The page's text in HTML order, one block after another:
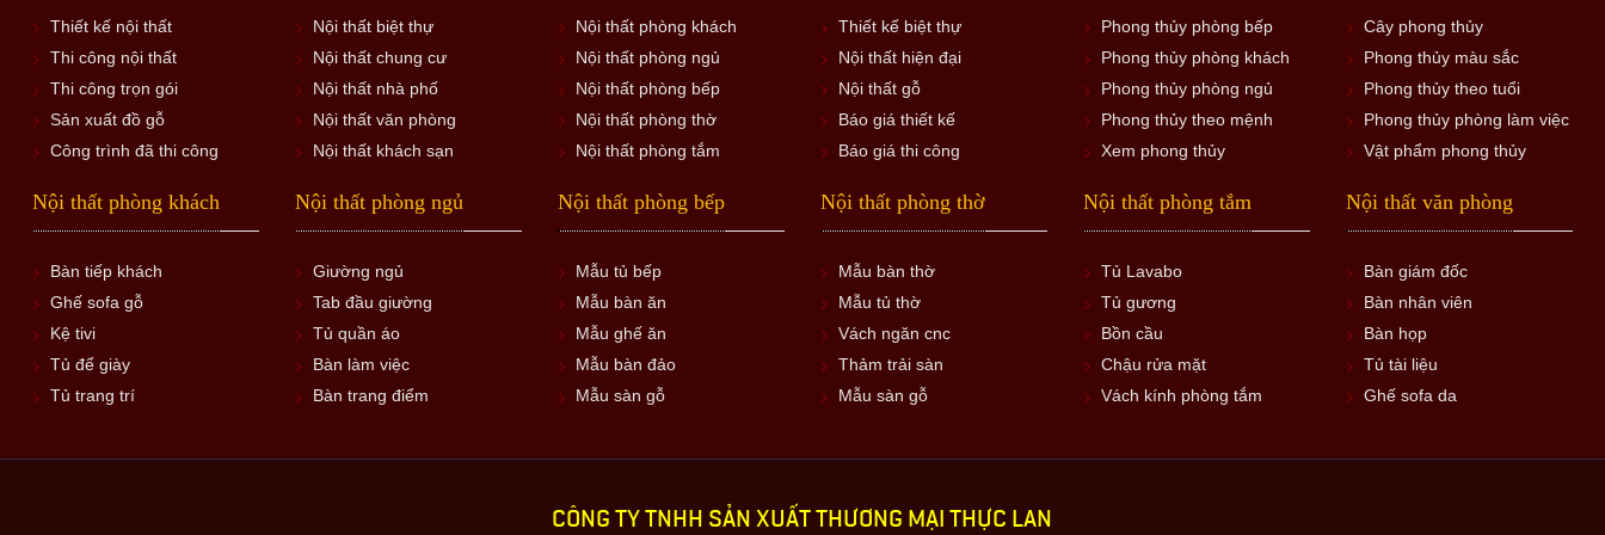
Thiết kế nội thất
Thi công nội thất
Thi công trọn gói
Sản xuất đồ gỗ
Công trình đã thi công
Nội thất biệt thự
Nội thất chung cư
Nội thất nhà phố
Nội thất văn phòng
Nội thất khách sạn
Nội thất phòng khách
Nội thất phòng ngủ
Nội thất phòng bếp
Nội thất phòng thờ
Nội thất phòng tắm
Thiết kế biệt thự
Nội thất hiện đại
Nội thất gỗ
Báo giá thiết kế
Báo giá thi công
Phong thủy phòng bếp
Phong thủy phòng khách
Phong thủy phòng ngủ
Phong thủy theo mệnh
Xem phong thủy
Cây phong thủy
Phong thủy màu sắc
Phong thủy theo tuổi
Phong thủy phòng làm việc
Vật phẩm phong thủy
Nội thất phòng khách
Bàn tiếp khách
Ghế sofa gỗ
Kệ tivi
Tủ để giày
Tủ trang trí
Nội thất phòng ngủ
Giường ngủ
Tab đầu giường
Tủ quần áo
Bàn làm việc
Bàn trang điểm
Nội thất phòng bếp
Mẫu tủ bếp
Mẫu bàn ăn
Mẫu ghế ăn
Mẫu bàn đảo
Mẫu sàn gỗ
Nội thất phòng thờ
Mẫu bàn thờ
Mẫu tủ thờ
Vách ngăn cnc
Thảm trải sàn
Mẫu sàn gỗ
Nội thất phòng tắm
Tủ Lavabo
Tủ gương
Bồn cầu
Chậu rửa mặt
Vách kính phòng tắm
Nội thất văn phòng
Bàn giám đốc
Bàn nhân viên
Bàn họp
Tủ tài liệu
Ghế sofa da
CÔNG TY TNHH SẢN XUẤT THƯƠNG MẠI THỰC LAN